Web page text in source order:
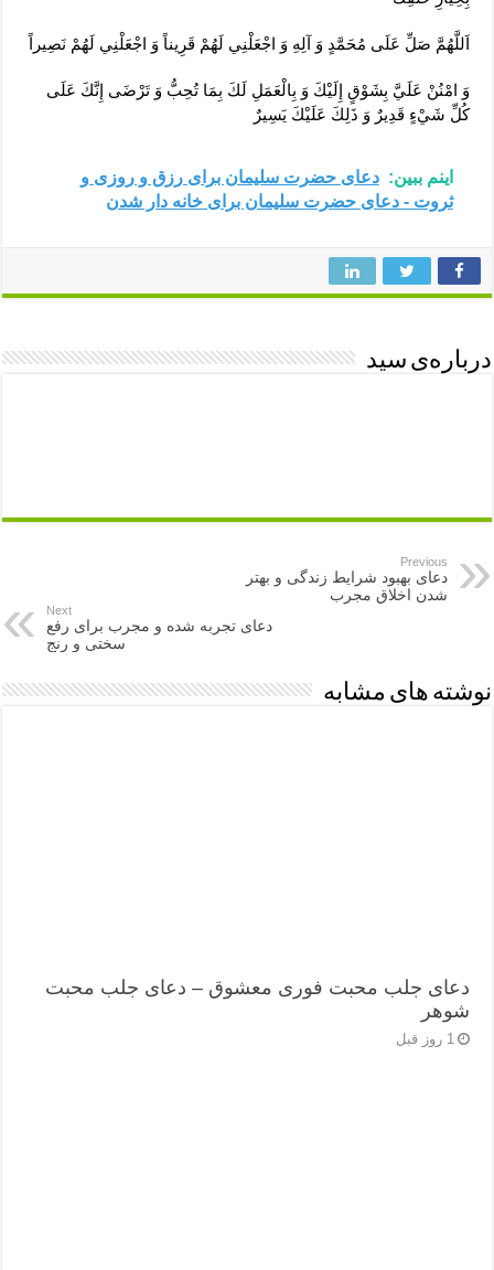
اَللَّهُمَّ صَلِّ عَلَى مُحَمَّدٍ وَ آلِهِ وَ اجْعَلْنِي لَهُمْ قَرِيناً وَ اجْعَلْنِي لَهُمْ نَصِيراً
وَ امْنُنْ عَلَيَّ بِشَوْقٍ إِلَيْكَ وَ بِالْعَمَلِ لَكَ بِمَا تُحِبُّ وَ تَرْضَى إِنَّكَ عَلَى
كُلِّ شَيْ‏ءٍ قَدِيرٌ وَ ذَلِكَ عَلَيْكَ يَسِيرٌ
اینم ببین: دعای حضرت سلیمان برای رزق و روزی و
ثروت - دعای حضرت سلیمان برای خانه دار شدن
درباره‌ی سید
Previous
دعای بهبود شرایط زندگی و بهتر
شدن اخلاق مجرب
Next
دعای تجربه شده و مجرب برای رفع
سختی و رنج
نوشته های مشابه
دعای جلب محبت فوری معشوق – دعای جلب محبت
شوهر
1 روز قبل